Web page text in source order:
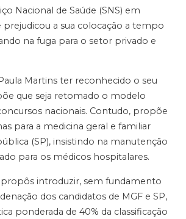
Nacional de Saúde (SNS) em
prejudicou a sua colocação a tempo
na fuga para o setor privado e
Martins ter reconhecido o seu
que seja retomado o modelo
nacionais. Contudo, propõe
para a medicina geral e familiar
(SP), insistindo na manutenção
para os médicos hospitalares.
introduzir, sem fundamento
dos candidatos de MGF e SP,
ponderada de 40% da classificação